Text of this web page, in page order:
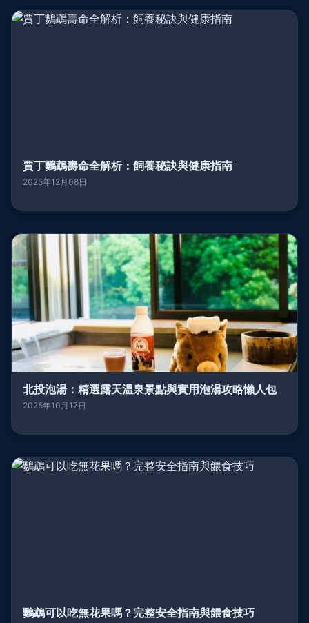
賈丁鸚鵡壽命全解析：飼養秘訣與健康指南
2025年12月08日
北投泡湯：精選露天溫泉景點與實用泡湯攻略懶人包
2025年10月17日
鸚鵡可以吃無花果嗎？完整安全指南與餵食技巧